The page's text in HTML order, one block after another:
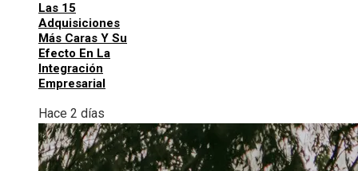
Las 15
Adquisiciones
Más Caras Y Su
Efecto En La
Integración
Empresarial
Hace 2 días